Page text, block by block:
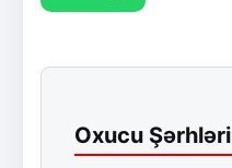
Oxucu Şərhləri